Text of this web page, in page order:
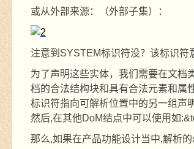
或从外部来源：（外部子集）：
注意到 SYSTEM标识符没？该标识符
为了声明这些实体，我们需要在文档
档的合法结构块和具有合法元素和属
标识符指向可解析位置中的另一组声明
然后,在其他DoM结点中可以使用如
那么,如果在产品功能设计当中,解析的